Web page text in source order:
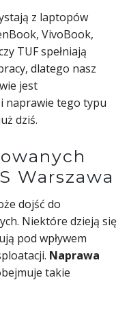
z laptopów
VivoBook,
TUF spełniają
dlatego nasz
jest
naprawie tego typu
dziś.
Warszawa
dojść do
Niektóre dzieją się
pod wpływem
Naprawa
takie